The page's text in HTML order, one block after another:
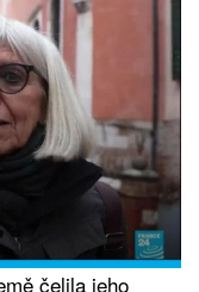
čelila jeho